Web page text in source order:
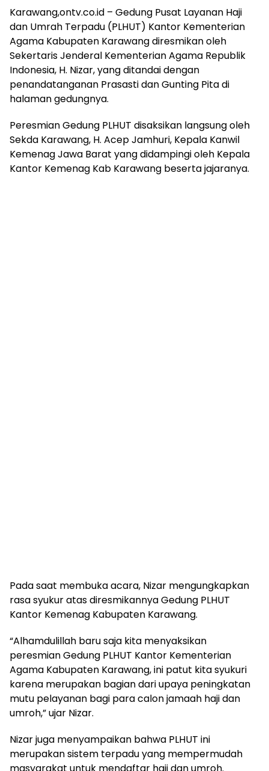
Karawang,ontv.co.id – Gedung Pusat Layanan Haji
dan Umrah Terpadu (PLHUT) Kantor Kementerian
Agama Kabupaten Karawang diresmikan oleh
Sekertaris Jenderal Kementerian Agama Republik
Indonesia, H. Nizar, yang ditandai dengan
penandatanganan Prasasti dan Gunting Pita di
halaman gedungnya.
Peresmian Gedung PLHUT disaksikan langsung oleh
Sekda Karawang, H. Acep Jamhuri, Kepala Kanwil
Kemenag Jawa Barat yang didampingi oleh Kepala
Kantor Kemenag Kab Karawang beserta jajaranya.
Pada saat membuka acara, Nizar mengungkapkan
rasa syukur atas diresmikannya Gedung PLHUT
Kantor Kemenag Kabupaten Karawang.
“Alhamdulillah baru saja kita menyaksikan
peresmian Gedung PLHUT Kantor Kementerian
Agama Kabupaten Karawang, ini patut kita syukuri
karena merupakan bagian dari upaya peningkatan
mutu pelayanan bagi para calon jamaah haji dan
umroh,” ujar Nizar.
Nizar juga menyampaikan bahwa PLHUT ini
merupakan sistem terpadu yang mempermudah